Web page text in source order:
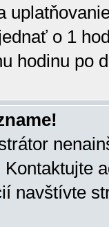
o 1
hodinu po
navštívte